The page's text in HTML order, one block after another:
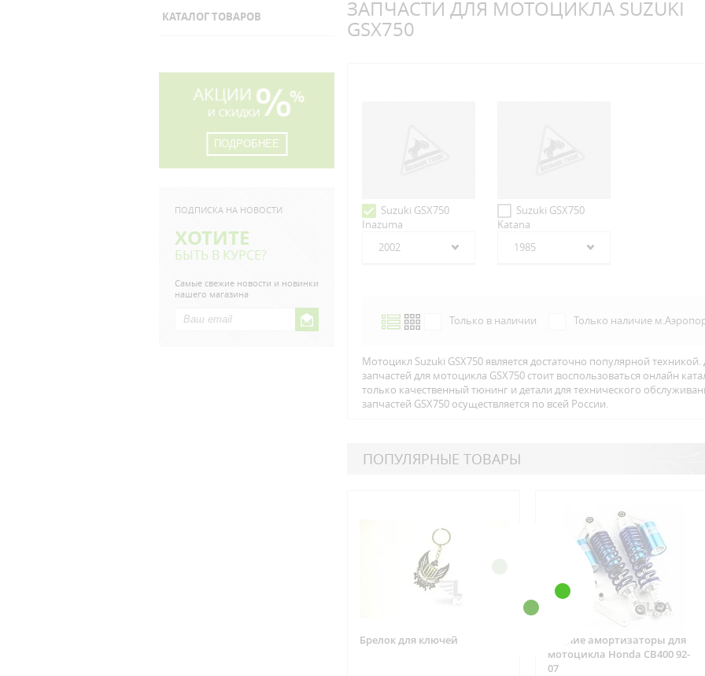
КАТАЛОГ ТОВАРОВ
ПОДРОБНЕЕ
ПОДПИСКА НА НОВОСТИ
ХОТИТЕ
БЫТЬ В КУРСЕ?
Самые свежие новости и новинки
нашего магазина
ЗАПЧАСТИ ДЛЯ МОТОЦИКЛА SUZUKI
GSX750
Suzuki GSX750
Inazuma
2002
Suzuki GSX750
Katana
1985
Только в наличии Только наличие
Мотоцикл Suzuki GSX750 является достаточно популярной
запчастей для мотоцикла GSX750 стоит воспользоваться онлайн
только качественный тюнинг и детали для технического
запчастей GSX750 осуществляется по всей Росcии.
ПОПУЛЯРНЫЕ ТОВАРЫ
Брелок для ключей
Задние амортизаторы для
мотоцикла Honda CB400 92-
07